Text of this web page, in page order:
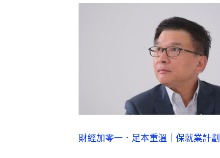
財經加零一．足本重溫｜保就業計